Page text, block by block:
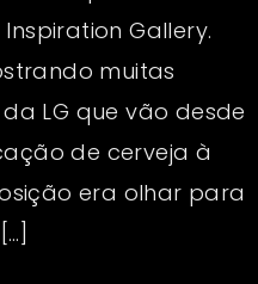
Gallery.
muitas
LG que vão desde
de cerveja à
era olhar para